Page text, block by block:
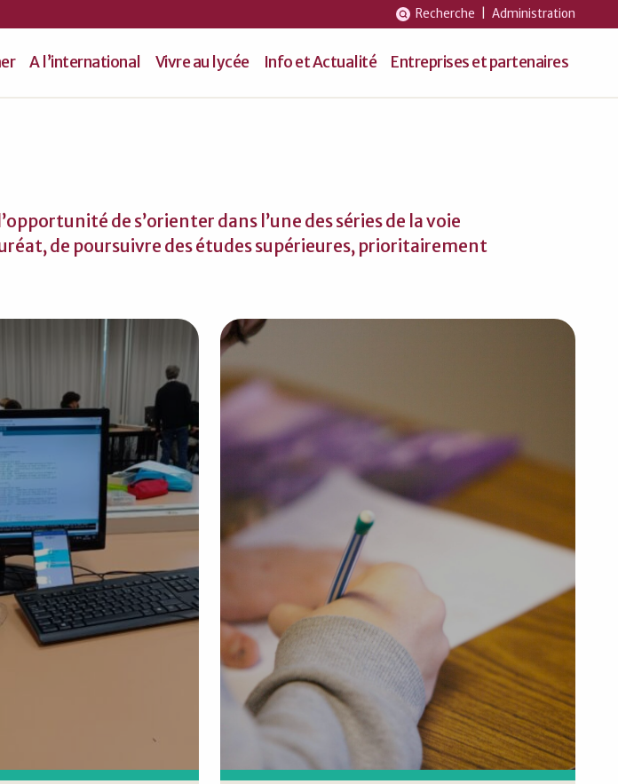
Recherche Administration
A l’international Vivre au lycée Info et Actualité Entreprises et partenaires
de s’orienter dans l’une des séries de la voie
de poursuivre des études supérieures, prioritairement